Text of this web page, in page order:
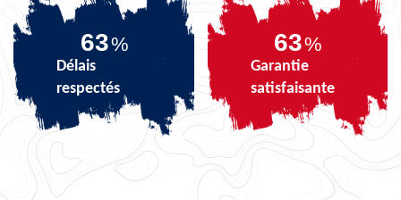
79%
Délais
respectés
79%
Garantie
satisfaisante